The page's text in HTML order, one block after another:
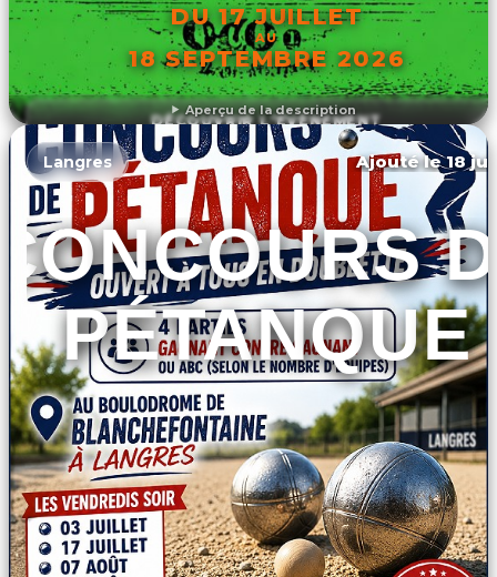
Aperçu de la description
DU 17 JUILLET
AU
18 SEPTEMBRE 2026
DÉCOUVRIR L'ÉVÉNEMENT
Langres Ajouté le 18
PÉTANQUE